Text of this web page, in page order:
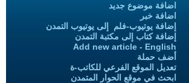
اضافة موضوع جديد
اضافة خبر
إضافة يوتيوب-فلم إلى يوتيوب التمدن
إضافة كتاب إلى مكتبة التمدن
Add new article - English
أضف حملة
تعديل الموقع الفرعي للكاتب-ة
ابحث في موقع الحوار المتمدن